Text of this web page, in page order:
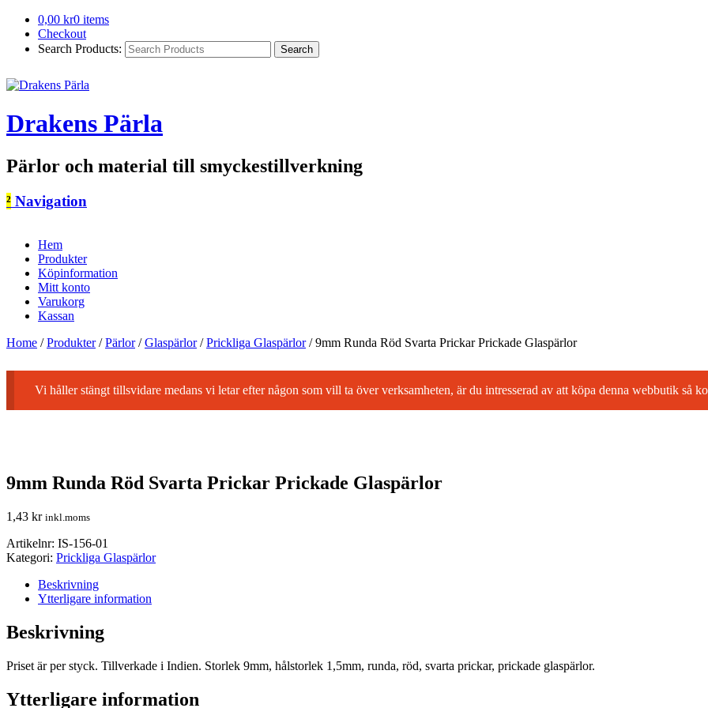
0,00 kr0 items
Checkout
Search Products:
Drakens Pärla
Pärlor och material till smyckestillverkning
² Navigation
Hem
Produkter
Köpinformation
Mitt konto
Varukorg
Kassan
Home / Produkter / Pärlor / Glaspärlor / Prickliga Glaspärlor / 9mm Runda Röd Svarta Prickar Prickade Glaspärlor
Vi håller stängt tillsvidare medans vi letar efter någon som vill ta över verksamheten, är du intresserad av att köpa denna webbutik så
9mm Runda Röd Svarta Prickar Prickade Glaspärlor
1,43 kr inkl.moms
Artikelnr: IS-156-01
Kategori: Prickliga Glaspärlor
Beskrivning
Ytterligare information
Beskrivning
Priset är per styck. Tillverkade i Indien. Storlek 9mm, hålstorlek 1,5mm, runda, röd, svarta prickar, prickade glaspärlor.
Ytterligare information